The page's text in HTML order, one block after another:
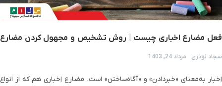
فعل مضارع اخباری چیست | روش تشخیص و مجهول کردن مضارع
اخباری
سجاد نوذری مرداد 24, 1403
اِخبار به‌معنای «خبردادن» و «آگاه‌ساختن» است. مضارع اِخباری هم که از انواع